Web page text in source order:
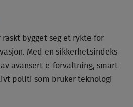
bygget seg et rykte for
Med en sikkerhetsindeks
avansert e-forvaltning, smart
politi som bruker teknologi